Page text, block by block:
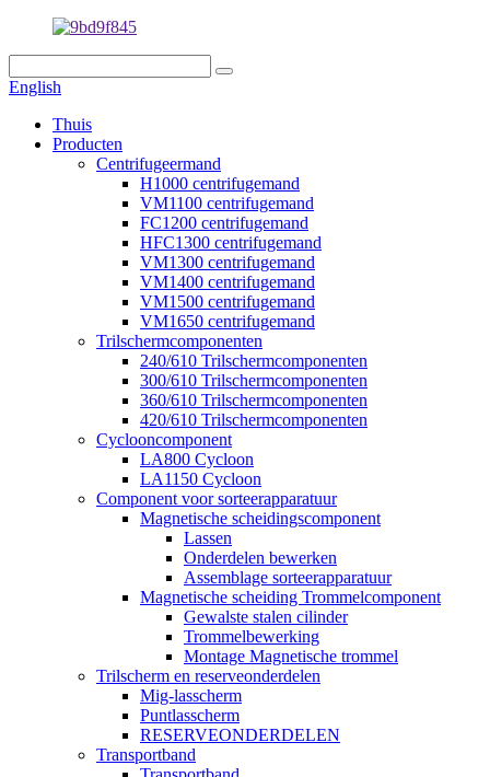
English
Thuis
Producten
Centrifugeermand
H1000 centrifugemand
VM1100 centrifugemand
FC1200 centrifugemand
HFC1300 centrifugemand
VM1300 centrifugemand
VM1400 centrifugemand
VM1500 centrifugemand
VM1650 centrifugemand
Trilschermcomponenten
240/610 Trilschermcomponenten
300/610 Trilschermcomponenten
360/610 Trilschermcomponenten
420/610 Trilschermcomponenten
Cyclooncomponent
LA800 Cycloon
LA1150 Cycloon
Component voor sorteerapparatuur
Magnetische scheidingscomponent
Lassen
Onderdelen bewerken
Assemblage sorteerapparatuur
Magnetische scheiding Trommelcomponent
Gewalste stalen cilinder
Trommelbewerking
Montage Magnetische trommel
Trilscherm en reserveonderdelen
Mig-lasscherm
Puntlasscherm
RESERVEONDERDELEN
Transportband